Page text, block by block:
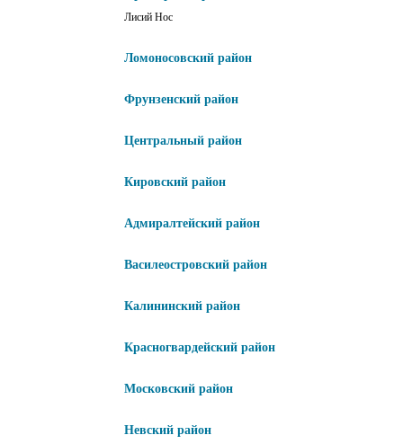
Лисий Нос
Ломоносовский район
Фрунзенский район
Центральный район
Кировский район
Адмиралтейский район
Василеостровский район
Калининский район
Красногвардейский район
Московский район
Невский район